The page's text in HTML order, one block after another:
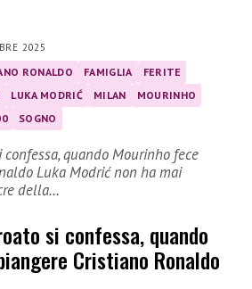
2025
RONALDO FAMIGLIA
FERITE
LUKA MODRIĆ MILAN
MOURINHO
SOGNO
quando Mourinho fece
Luka Modrić non ha mai
della…
si confessa, quando
Cristiano Ronaldo